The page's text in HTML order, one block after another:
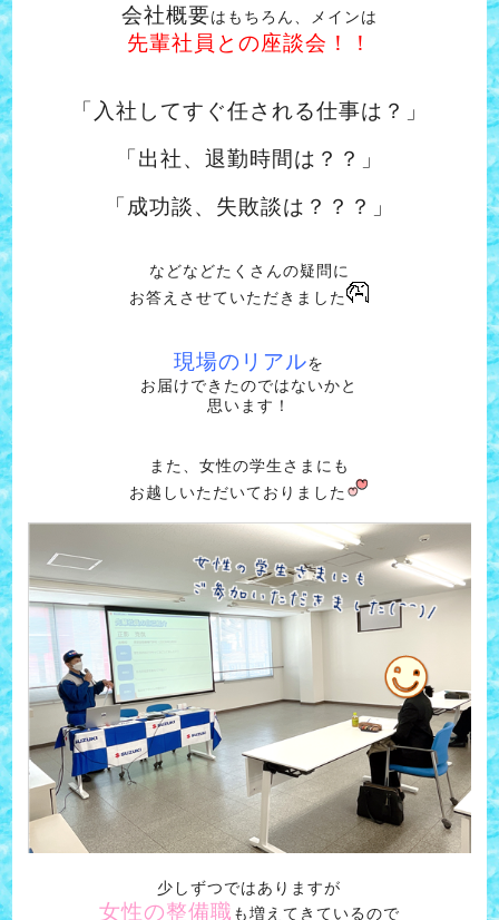
会社概要はもちろん、メインは
先輩社員との座談会！！
「入社してすぐ任される仕事は？」
「出社、退勤時間は？？」
「成功談、失敗談は？？？」
などなどたくさんの疑問に
お答えさせていただきました
現場のリアルを
お届けできたのではないかと
思います！
また、女性の学生さまにも
お越しいただいておりました
少しずつではありますが
女性の整備職 も増えてきているので